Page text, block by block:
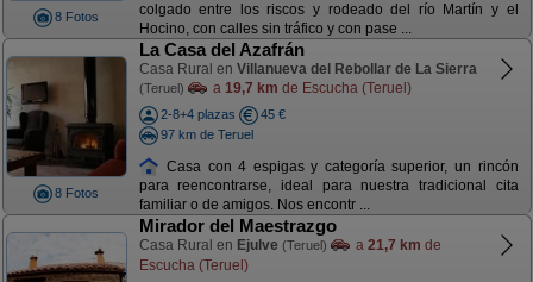
8 Fotos
colgado entre los riscos y rodeado del río Martín y el
Hocino, con calles sin tráfico y con pase ...
8 Fotos
La Casa del Azafrán
Casa Rural en Villanueva del Rebollar de La Sierra
(Teruel) a 19,7 km de Escucha (Teruel)
2-8+4 plazas
45 €
97 km de Teruel
Casa con 4 espigas y categoría superior, un rincón
para reencontrarse, ideal para nuestra tradicional cita
familiar o de amigos. Nos encontr ...
Mirador del Maestrazgo
Casa Rural en Ejulve (Teruel) a 21,7 km de
Escucha (Teruel)